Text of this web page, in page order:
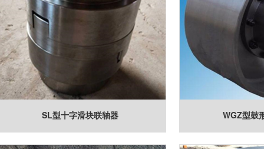
SL型十字滑块联轴器 WGZ型鼓